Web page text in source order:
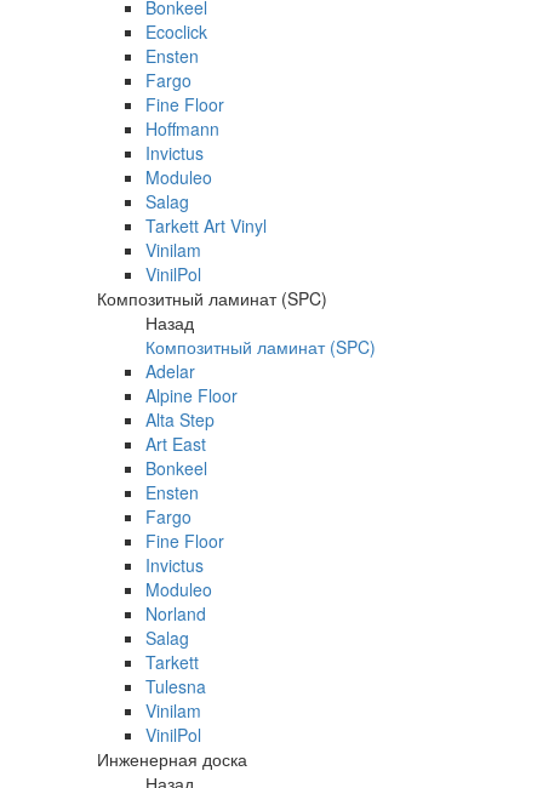
Bonkeel
Ecoclick
Ensten
Fargo
Fine Floor
Hoffmann
Invictus
Moduleo
Salag
Tarkett Art Vinyl
Vinilam
VinilPol
Композитный ламинат (SPC)
Назад
Композитный ламинат (SPC)
Adelar
Alpine Floor
Alta Step
Art East
Bonkeel
Ensten
Fargo
Fine Floor
Invictus
Moduleo
Norland
Salag
Tarkett
Tulesna
Vinilam
VinilPol
Инженерная доска
Назад